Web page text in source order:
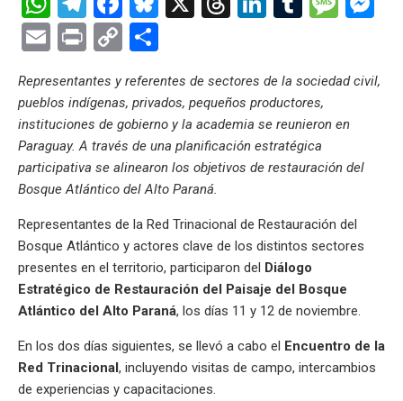
h
at
s
A
p
p
el
e
gr
a
m
a
ce
b
o
o
k
ky
a
d
s
dI
n
bl
r
a
g
n
E
ail
Pr
t
C
py
Li
n
k
m
p
ar
tir
Representantes y referentes de sectores de la sociedad civil,
pueblos indígenas, privados, pequeños productores,
instituciones de gobierno y la academia se reunieron en
Paraguay. A través de una planificación estratégica
participativa se alinearon los objetivos de restauración del
Bosque Atlántico del Alto Paraná.
Representantes de la Red Trinacional de Restauración del
Bosque Atlántico y actores clave de los distintos sectores
presentes en el territorio, participaron del Diálogo
Estratégico de Restauración del Paisaje del Bosque
Atlántico del Alto Paraná, los días 11 y 12 de noviembre.
En los dos días siguientes, se llevó a cabo el Encuentro de la
Red Trinacional, incluyendo visitas de campo, intercambios
de experiencias y capacitaciones.